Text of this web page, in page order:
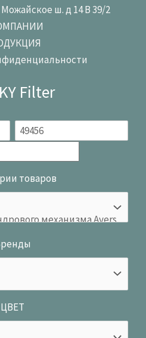
ш. д 14 В 39/2
Filter
товаров
ЦВЕТ